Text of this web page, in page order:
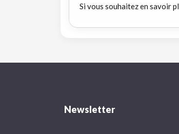
Si vous souhaitez en savoir
Newsletter